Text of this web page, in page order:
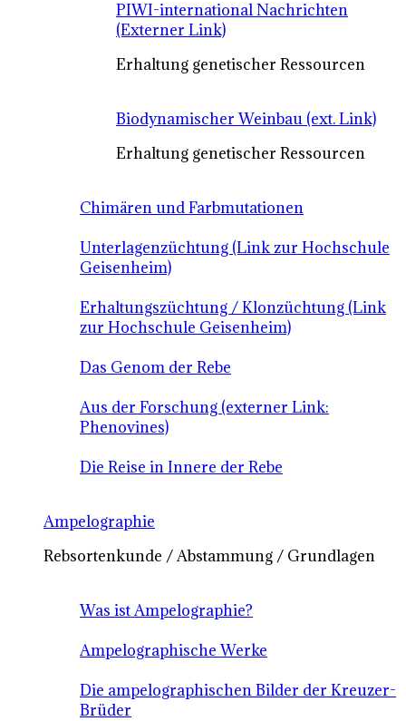
PIWI-international Nachrichten
(Externer Link)
Erhaltung genetischer Ressourcen
Biodynamischer Weinbau (ext. Link)
Erhaltung genetischer Ressourcen
Chimären und Farbmutationen
Unterlagenzüchtung (Link zur Hochschule
Geisenheim)
Erhaltungszüchtung / Klonzüchtung (Link
zur Hochschule Geisenheim)
Das Genom der Rebe
Aus der Forschung (externer Link:
Phenovines)
Die Reise in Innere der Rebe
Ampelographie
Rebsortenkunde / Abstammung / Grundlagen
Was ist Ampelographie?
Ampelographische Werke
Die ampelographischen Bilder der Kreuzer-
Brüder